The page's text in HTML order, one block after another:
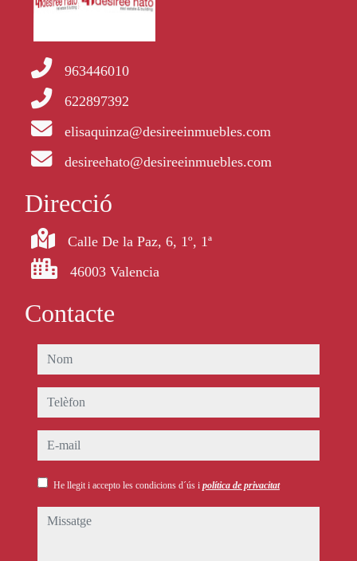
963446010
622897392
elisaquinza@desireeinmuebles.com
desireehato@desireeinmuebles.com
Direcció
Calle De la Paz, 6, 1º, 1ª
46003 Valencia
Contacte
nom
telèfon
e-mail
He llegit i accepto les condicions d´ús i política de privacitat
missatge